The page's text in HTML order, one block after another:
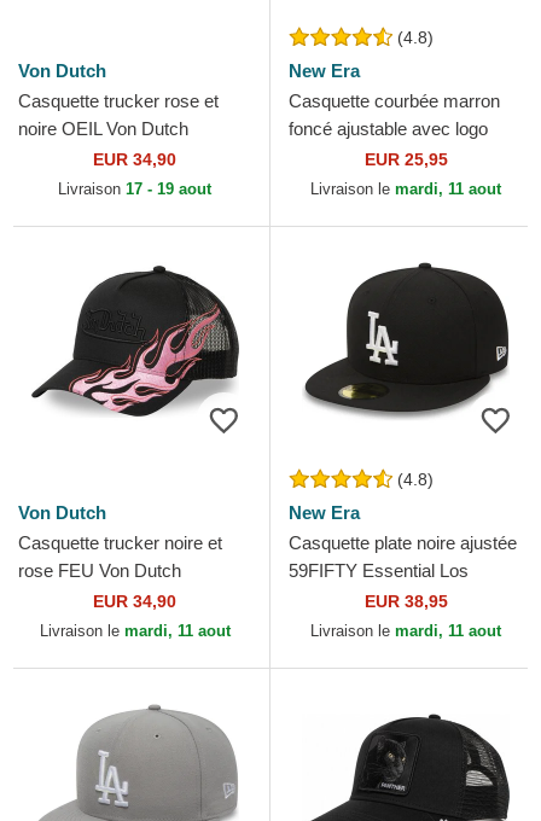
Von Dutch
Casquette trucker rose et
noire OEIL Von Dutch
EUR 34,90
Livraison 17 - 19 aout
(4.8)
New Era
Casquette courbée marron
foncé ajustable avec logo
marron foncé pour femme
9FORTY League...
EUR 25,95
Livraison le mardi, 11 aout
Von Dutch
Casquette trucker noire et
rose FEU Von Dutch
EUR 34,90
Livraison le mardi, 11 aout
(4.8)
New Era
Casquette plate noire ajustée
59FIFTY Essential Los
Angeles Dodgers MLB New
Era
EUR 38,95
Livraison le mardi, 11 aout